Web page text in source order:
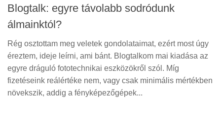
Helyszíni Riport
E-BB
Blogtalk: egyre távolabb sodródunk
álmainktól?
Rég osztottam meg veletek gondolataimat, ezért most úgy
éreztem, ideje leírni, ami bánt. Blogtalkom mai kiadása az
egyre dráguló fototechnikai eszközökről szól. Míg
fizetéseink reálértéke nem, vagy csak minimális mértékben
növekszik, addig a fényképezőgépek...